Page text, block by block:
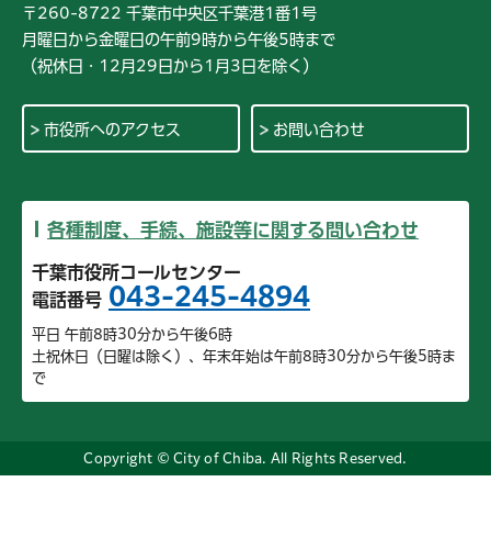
〒260-8722 千葉市中央区千葉港1番1号
月曜日から金曜日の午前9時から午後5時まで
（祝休日・12月29日から1月3日を除く）
市役所へのアクセス お問い合わせ
各種制度、手続、施設等に関する問い合わせ
千葉市役所コールセンター
電話番号 043-245-4894
平日 午前8時30分から午後6時
土祝休日（日曜は除く）、年末年始は午前8時30分から午後5時ま
で
Copyright © City of Chiba. All Rights Reserved.